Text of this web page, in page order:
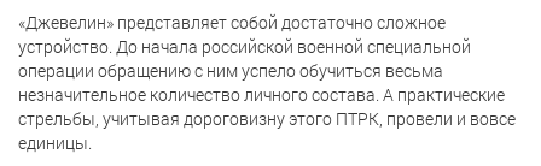
«Джевелин» представляет собой достаточно сложное
устройство. До начала российской военной специальной
операции обращению с ним успело обучиться весьма
незначительное количество личного состава. А практические
стрельбы, учитывая дороговизну этого ПТРК, провели и вовсе
единицы.